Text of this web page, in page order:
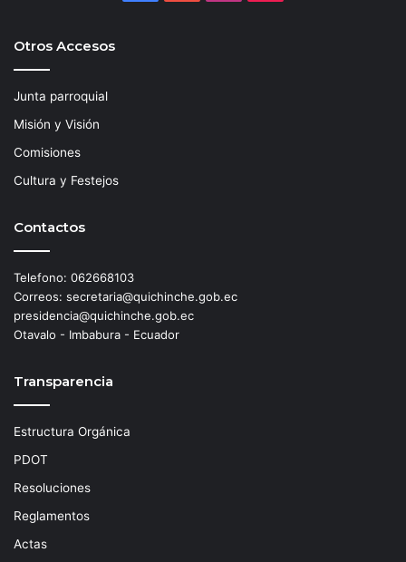
Otros Accesos
Junta parroquial
Misión y Visión
Comisiones
Cultura y Festejos
Contactos
Telefono: 062668103
Correos: secretaria@quichinche.gob.ec
presidencia@quichinche.gob.ec
Otavalo - Imbabura - Ecuador
Transparencia
Estructura Orgánica
PDOT
Resoluciones
Reglamentos
Actas